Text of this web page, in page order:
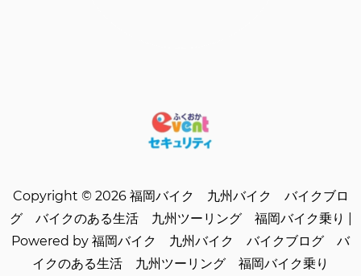
Copyright © 2026 福岡バイク 九州バイク バイクブロ
グ バイクのある生活 九州ツーリング 福岡バイク乗り |
Powered by 福岡バイク 九州バイク バイクブログ バ
イクのある生活 九州ツーリング 福岡バイク乗り